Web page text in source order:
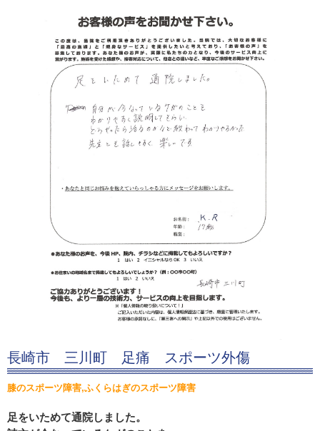
長崎市 三川町 足痛 スポーツ外傷
膝のスポーツ障害,ふくらはぎのスポーツ障害
足をいためて通院しました。